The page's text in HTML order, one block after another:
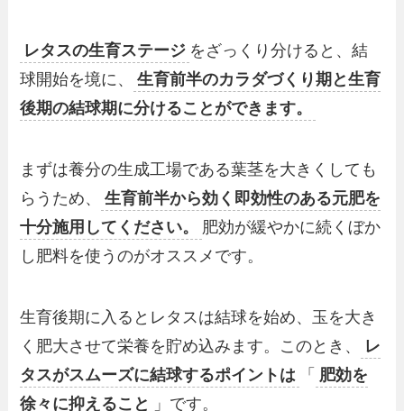
レタスの生育ステージ をざっくり分けると、結
球開始を境に、
生育前半のカラダづくり期と生育
後期の結球期に分けることができます。
まずは養分の生成工場である葉茎を大きくしても
らうため、
生育前半から効く即効性のある元肥を
十分施用してください。
肥効が緩やかに続くぼか
し肥料を使うのがオススメです。
生育後期に入るとレタスは結球を始め、玉を大き
く肥大させて栄養を貯め込みます。このとき、
レ
タスがスムーズに結球するポイントは
「 肥効を
徐々に抑えること
」です。